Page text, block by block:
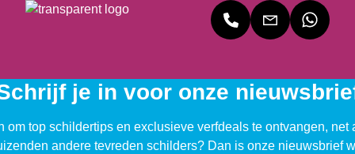
je in voor onze
om top schildertips en exclusieve verfdeals te ontvangen, net
andere tevreden schilders? Dan is onze nieuwsbrief